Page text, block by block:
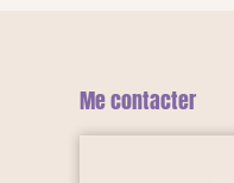
Me contacter